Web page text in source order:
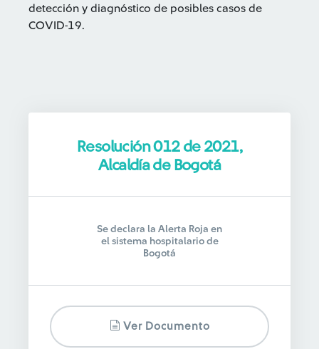
detección y diagnóstico de posibles casos de
COVID-19.
Resolución 012 de 2021,
Alcaldía de Bogotá
Se declara la Alerta Roja en
el sistema hospitalario de
Bogotá
Ver Documento